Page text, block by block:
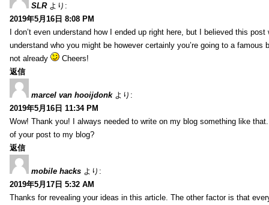
SLR より:
2019年5月16日 8:08 PM
I don’t even understand how I ended up right here, but I believed this post
understand who you might be however certainly you’re going to a famous
not already
Cheers!
返信
marcel van hooijdonk より:
2019年5月16日 11:34 PM
Wow! Thank you! I always needed to write on my blog something like
of your post to my blog?
返信
mobile hacks より:
2019年5月17日 5:32 AM
Thanks for revealing your ideas in this article. The other factor is that